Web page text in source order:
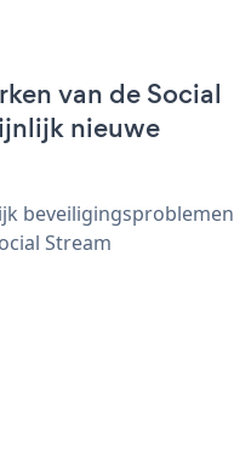
van de Social
nieuwe
beveiligingsproblemen
Stream